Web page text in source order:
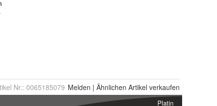
Nr.: 0065185079 Melden | Ähnlichen Artikel verkaufen
Platin